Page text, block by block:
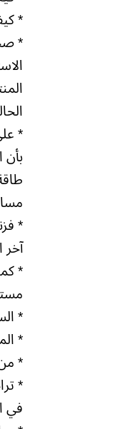
*
*
*
*
*
*
*
*
*
في